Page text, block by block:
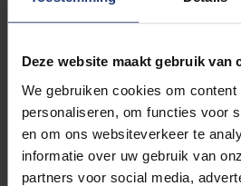
Deze website maakt gebruik van
We gebruiken cookies om
personaliseren, om functies voor
en om ons websiteverkeer te
informatie over uw gebruik van
partners voor social media,
en verkiezingsspecialist
Katia Segers
: professor
communicatiewetenschappen en
volksvertegenwoordiger Vlaams